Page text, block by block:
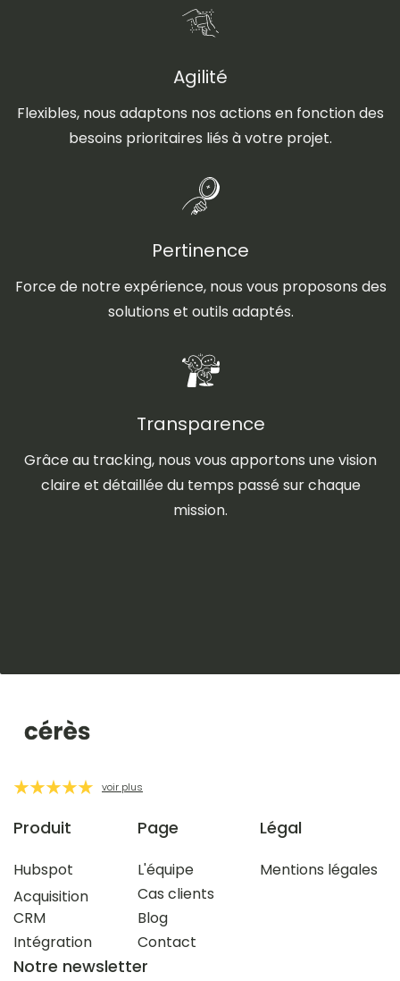
Agilité
Flexibles, nous adaptons nos actions en fonction des
besoins prioritaires liés à votre projet.
Pertinence
Force de notre expérience, nous vous proposons des
solutions et outils adaptés.
Transparence
Grâce au tracking, nous vous apportons une vision
claire et détaillée du temps passé sur chaque
mission.
voir plus
Produit
Hubspot
Acquisition
CRM
Intégration
Page
L'équipe
Cas clients
Blog
Contact
Légal
Mentions légales
Notre newsletter